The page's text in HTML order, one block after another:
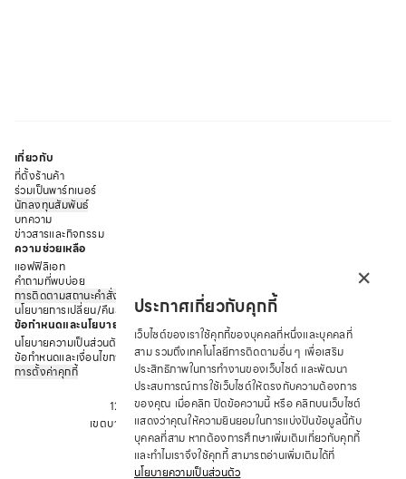
เกี่ยวกับ
ที่ตั้งร้านค้า
ร่วมเป็นพาร์ทเนอร์
นักลงทุนสัมพันธ์
บทความ
ข่าวสารและกิจกรรม
ความช่วยเหลือ
แอฟฟิลิเอท
คำถามที่พบบ่อย
การติดตามสถานะคำสั่งซื้อ
นโยบายการเปลี่ยน/คืนสินค้า
ข้อกำหนดและนโยบาย
นโยบายความเป็นส่วนตัว
ข้อกำหนดและเงื่อนไขการให้บริการ
การตั้งค่าคุกกี้
บริษัท ซาบีน่า ฟาร์อีสท์ จำกัด
12 ถนนอรุณอมรินทร์ แขวงอรุณอมรินทร์
เขตบางกอกน้อย จังหวัด กรุงเทพมหานคร 10700
โทร : +66 2 422 9430
อีเมล: CRM@SABINA.CO.TH
×
ประกาศเกี่ยวกับคุกกี้
เว็บไซต์ของเราใช้คุกกี้ของบุคคลที่หนึ่งและบุคคลที่
สาม รวมถึงเทคโนโลยีการติดตามอื่น ๆ เพื่อเสริม
ประสิทธิภาพในการทำงานของเว็บไซต์ และพัฒนา
ประสบการณ์การใช้เว็บไซต์ให้ตรงกับความต้องการ
ของคุณ เมื่อคลิก ปิดข้อความนี้ หรือ คลิกบนเว็บไซต์
แสดงว่าคุณให้ความยินยอมในการแบ่งปันข้อมูลนี้กับ
บุคคลที่สาม หากต้องการศึกษาเพิ่มเติมเกี่ยวกับคุกกี้
และทำไมเราจึงใช้คุกกี้ สามารถอ่านเพิ่มเติมได้ที่
นโยบายความเป็นส่วนตัว